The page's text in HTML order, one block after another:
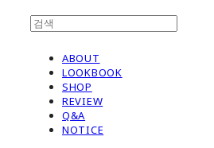
ABOUT
LOOKBOOK
SHOP
REVIEW
Q&A
NOTICE